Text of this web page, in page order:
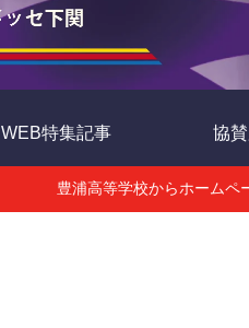
WEB特集記事 協
豊浦高等学校からホームペ